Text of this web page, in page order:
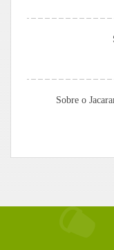
Sobre o